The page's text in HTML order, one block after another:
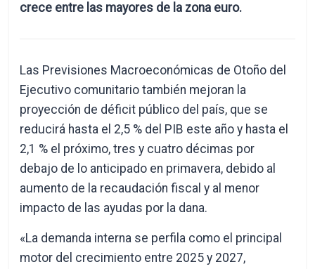
crece entre las mayores de la zona euro.
Las Previsiones Macroeconómicas de Otoño del
Ejecutivo comunitario también mejoran la
proyección de déficit público del país, que se
reducirá hasta el 2,5 % del PIB este año y hasta el
2,1 % el próximo, tres y cuatro décimas por
debajo de lo anticipado en primavera, debido al
aumento de la recaudación fiscal y al menor
impacto de las ayudas por la dana.
«La demanda interna se perfila como el principal
motor del crecimiento entre 2025 y 2027,